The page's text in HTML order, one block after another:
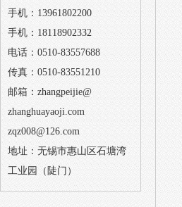
手机：13961802200
手机：18118902332
电话：0510-83557688
传真：0510-83551210
邮箱：zhangpeijie@
zhanghuayaoji.com
zqz008@126.com
地址：无锡市惠山区石塘湾
工业园（陡门）